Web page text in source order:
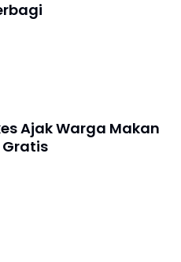
Ajak Warga Makan
Gratis